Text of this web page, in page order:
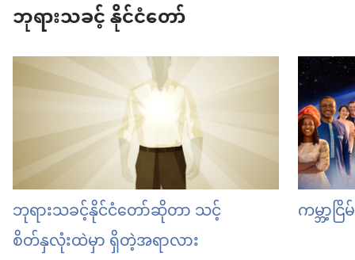
ဘုရားသခင့် နိုင်ငံတော်
ဘုရားသခင့်နိုင်ငံတော်ဆိုတာ သင့်
စိတ်နှလုံးထဲမှာ ရှိတဲ့အရာလား
ကမ္ဘာ့င